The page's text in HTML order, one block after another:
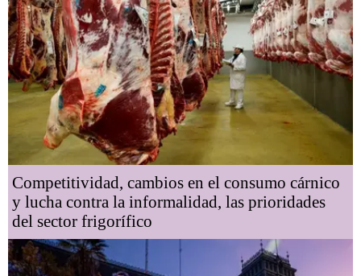
Competitividad, cambios en el consumo cárnico
y lucha contra la informalidad, las prioridades
del sector frigorífico